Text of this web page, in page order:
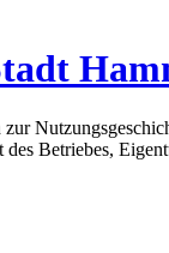
Betriebes,